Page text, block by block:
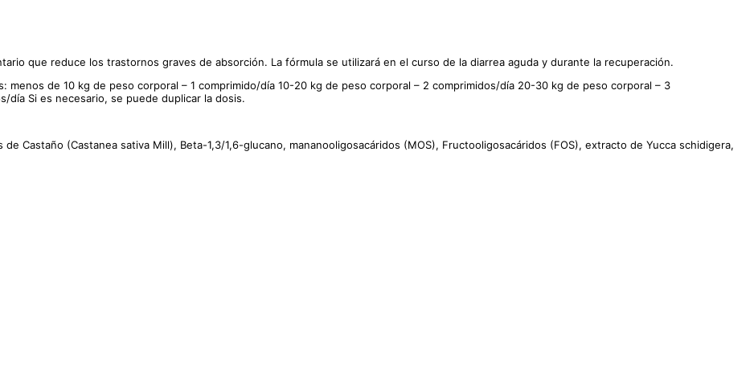
que reduce los trastornos graves de absorción. La fórmula se utilizará en el curso de la diarrea aguda y durante la recuperación.
menos de 10 kg de peso corporal – 1 comprimido/día 10-20 kg de peso corporal – 2 comprimidos/día 20-30 kg de peso corporal – 3
día Si es necesario, se puede duplicar la dosis.
Castaño (Castanea sativa Mill), Beta-1,3/1,6-glucano, mananooligosacáridos (MOS), Fructooligosacáridos (FOS), extracto de Yucca schidigera,